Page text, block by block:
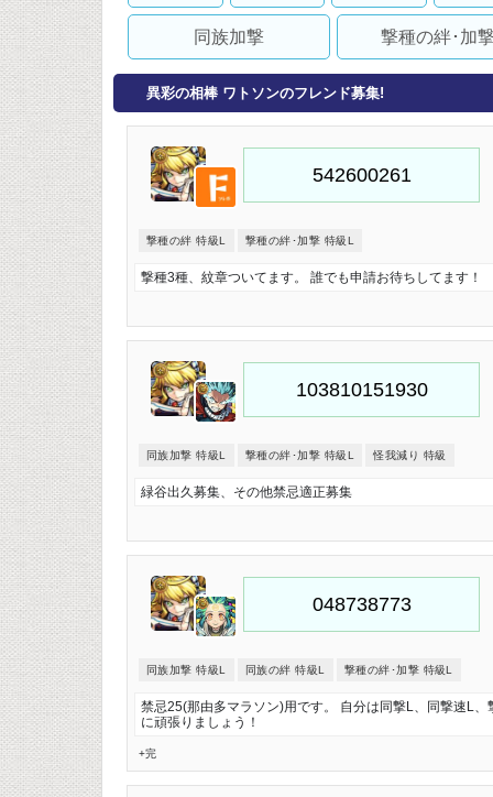
同族加撃 撃種の絆･加
異彩の相棒 ワトソンのフレンド募集!
撃種の絆 特級L 撃種の絆･加撃 特級L
撃種3種、紋章ついてます。 誰でも申請お待ちしてます！
同族加撃 特級L 撃種の絆･加撃 特級L 怪我減り 特級
緑谷出久募集、その他禁忌適正募集
同族加撃 特級L 同族の絆 特級L 撃種の絆･加撃 特級L
禁忌25(那由多マラソン)用です。 自分は同撃L、同撃速L
に頑張りましょう！
+完